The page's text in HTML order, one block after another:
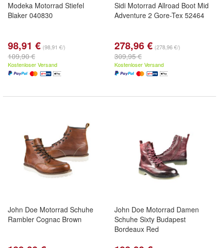
Modeka Motorrad Stiefel
Blaker 040830
98,91 € (98,91 €/)
109,90 €
Kostenloser Versand
Sidi Motorrad Allroad Boot Mid
Adventure 2 Gore-Tex 52464
278,96 € (278,96 €/)
309,95 €
Kostenloser Versand
John Doe Motorrad Schuhe
Rambler Cognac Brown
John Doe Motorrad Damen
Schuhe Sixty Budapest
Bordeaux Red